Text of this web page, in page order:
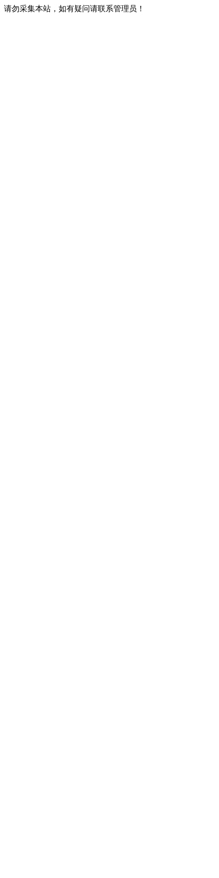
请勿采集本站，如有疑问请联系管理员！